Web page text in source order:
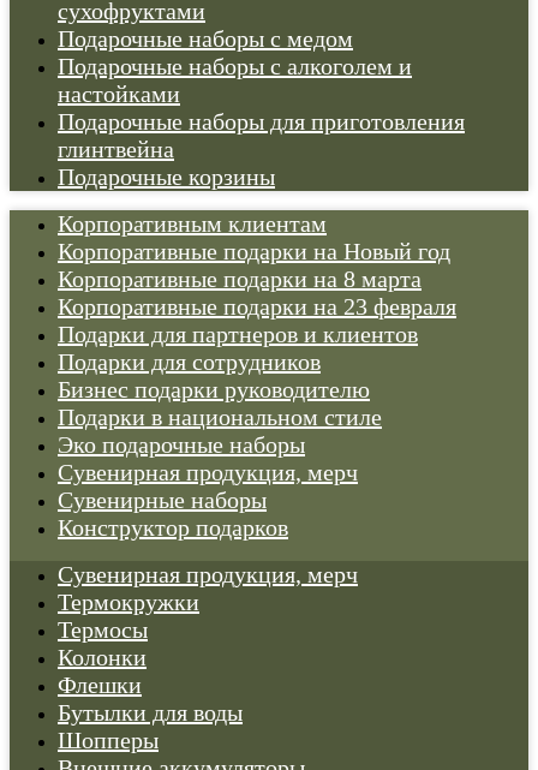
сухофруктами
Подарочные наборы с медом
Подарочные наборы с алкоголем и
настойками
Подарочные наборы для приготовления
глинтвейна
Подарочные корзины
Корпоративным клиентам
Корпоративные подарки на Новый год
Корпоративные подарки на 8 марта
Корпоративные подарки на 23 февраля
Подарки для партнеров и клиентов
Подарки для сотрудников
Бизнес подарки руководителю
Подарки в национальном стиле
Эко подарочные наборы
Cувенирная продукция, мерч
Сувенирные наборы
Конструктор подарков
Cувенирная продукция, мерч
Термокружки
Термосы
Колонки
Флешки
Бутылки для воды
Шопперы